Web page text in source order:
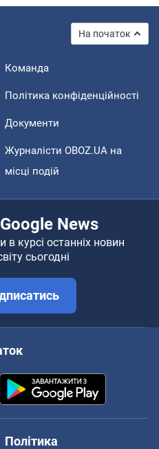
На початок
Команда
Політика конфіденційності
Документи
Журналісти OBOZ.UA на
місці подій
News
в курсі останніх новин
сьогодні
Політика